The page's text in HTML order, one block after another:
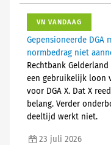
VN VANDAAG
Gepensioneerde
normbedrag niet
Rechtbank
een gebruikelijk loon
voor DGA X. Dat X
belang. Verder
deeltijd werkt niet.
23 juli 2026